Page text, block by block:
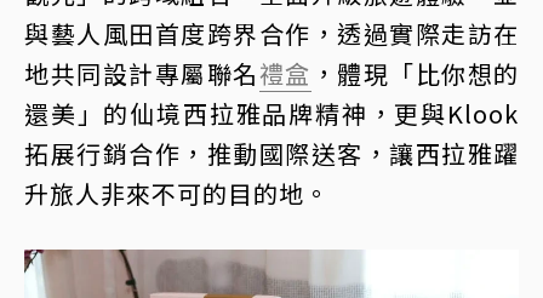
與藝人風田首度跨界合作，透過實際走訪在
地共同設計專屬聯名禮盒 ，體現「比你想的
還美」的仙境西拉雅品牌精神，更與Klook
拓展行銷合作，推動國際送客，讓西拉雅躍
升旅人非來不可的目的地。